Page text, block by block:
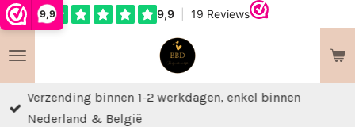
9,9
Ga
naar
de
hoofdinhoud
Verzending binnen 1-2 werkdagen, enkel binnen
Nederland & België